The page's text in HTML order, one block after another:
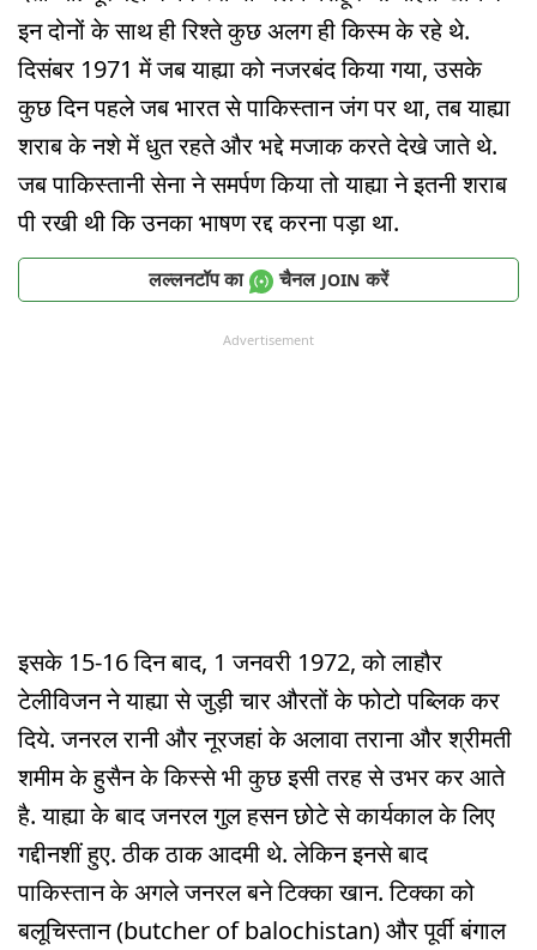
इन दोनों के साथ ही रिश्ते कुछ अलग ही किस्म के रहे थे.
दिसंबर 1971 में जब याह्या को नजरबंद किया गया, उसके
कुछ दिन पहले जब भारत से पाकिस्तान जंग पर था, तब याह्या
शराब के नशे में धुत रहते और भद्दे मजाक करते देखे जाते थे.
जब पाकिस्तानी सेना ने समर्पण किया तो याह्या ने इतनी शराब
पी रखी थी कि उनका भाषण रद्द करना पड़ा था.
लल्लनटॉप का चैनल JOIN करें
Advertisement
इसके 15-16 दिन बाद, 1 जनवरी 1972, को लाहौर
टेलीविजन ने याह्या से जुड़ी चार औरतों के फोटो पब्लिक कर
दिये. जनरल रानी और नूरजहां के अलावा तराना और श्रीमती
शमीम के हुसैन के किस्से भी कुछ इसी तरह से उभर कर आते
है. याह्या के बाद जनरल गुल हसन छोटे से कार्यकाल के लिए
गद्दीनशीं हुए. ठीक ठाक आदमी थे. लेकिन इनसे बाद
पाकिस्तान के अगले जनरल बने टिक्का खान. टिक्का को
बलूचिस्तान (butcher of balochistan) और पूर्वी बंगाल